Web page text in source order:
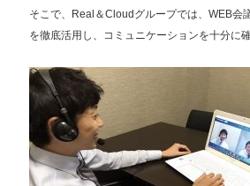
そこで、Real＆Cloudグループでは、WEB会
を徹底活用し、コミュニケーションを十分に